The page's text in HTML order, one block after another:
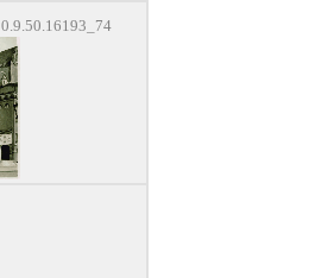
0.9.50.16193_74